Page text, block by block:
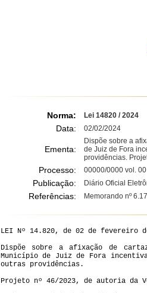
Norma: Lei 14820 / 2024
Data: 02/02/2024
Ementa:
Dispõe sobre a
de Juiz de Fora
providências.
Processo: 00000/0000 vol. 00
Publicação: Diário Oficial
Referências: Memorando nº
LEI Nº 14.820, de 02 de fevereiro
Dispõe sobre a afixação de
Município de Juiz de Fora
outras providências.
Projeto nº 46/2023, de autoria da